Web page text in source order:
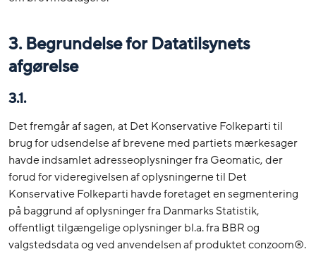
3. Begrundelse for Datatilsynets
afgørelse
3.1.
Det fremgår af sagen, at Det Konservative Folkeparti til
brug for udsendelse af brevene med partiets mærkesager
havde indsamlet adresseoplysninger fra Geomatic, der
forud for videregivelsen af oplysningerne til Det
Konservative Folkeparti havde foretaget en segmentering
på baggrund af oplysninger fra Danmarks Statistik,
offentligt tilgængelige oplysninger bl.a. fra BBR og
valgstedsdata og ved anvendelsen af produktet conzoom®.